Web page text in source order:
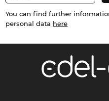
You can find further
personal data here